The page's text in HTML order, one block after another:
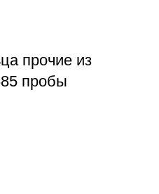
прочие из
пробы